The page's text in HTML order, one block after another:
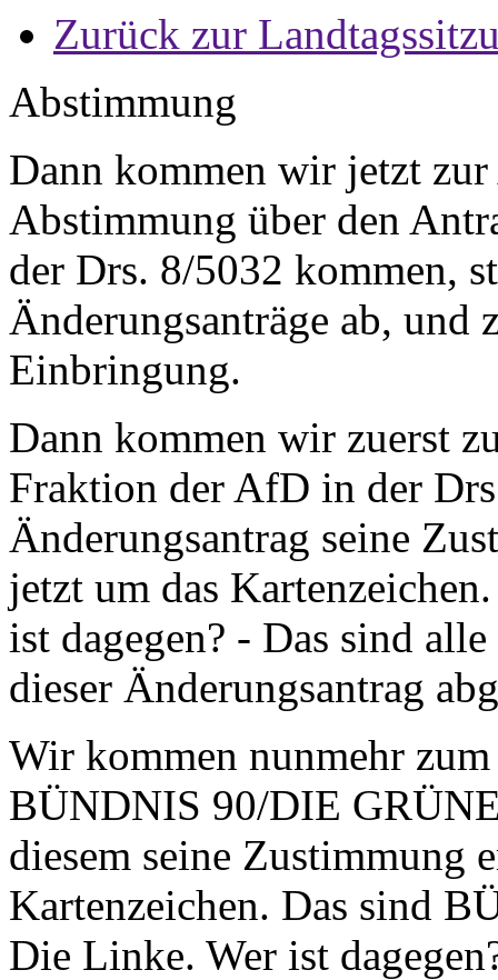
Zurück zur
Abstimmung
Dann kommen wir jetzt
Abstimmung über den
der Drs. 8/5032 kommen,
Änderungsanträge ab,
Einbringung.
Dann kommen wir zuerst
Fraktion der AfD in der
Änderungsantrag seine
jetzt um das
ist dagegen? - Das sind
dieser Änderungsantrag
Wir kommen nunmehr
BÜNDNIS 90/DIE
diesem seine Zustimmung
Kartenzeichen. Das sind
Die Linke. Wer ist